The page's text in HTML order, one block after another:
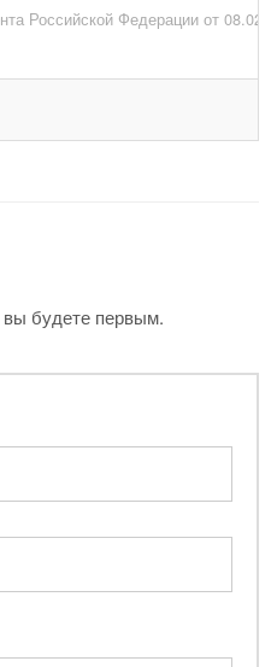
Российской Федерации от
будете первым.